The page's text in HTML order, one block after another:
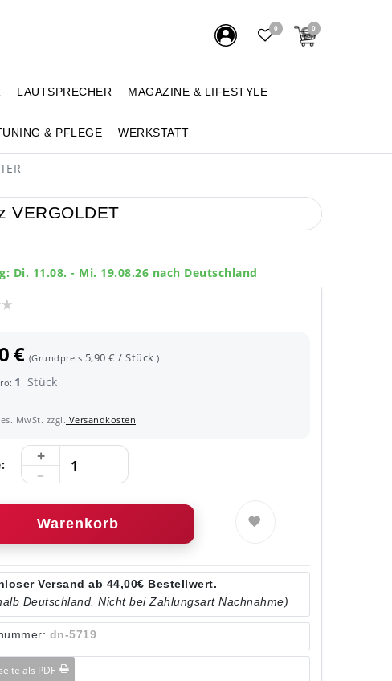
0 0
LAUTSPRECHER MAGAZINE & LIFESTYLE
& PFLEGE WERKSTATT
VERGOLDET
Di. 11.08. - Mi. 19.08.26 nach Deutschland
€ (Grundpreis 5,90 € / Stück)
1 Stück
MwSt. zzgl. Versandkosten
Warenkorb
Versand ab 44,00€ Bestellwert.
Deutschland. Nicht bei Zahlungsart Nachnahme)
dn-5719
als PDF